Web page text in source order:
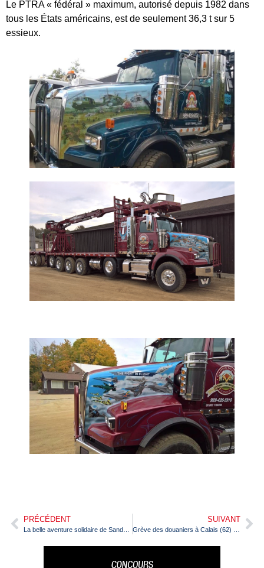
Le PTRA « fédéral » maximum, autorisé depuis 1982 dans
tous les États américains, est de seulement 36,3 t sur 5
essieux.
PRÉCÉDENT SUIVANT